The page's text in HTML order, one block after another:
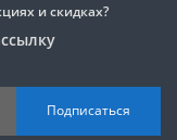
и скидках?
Подписаться